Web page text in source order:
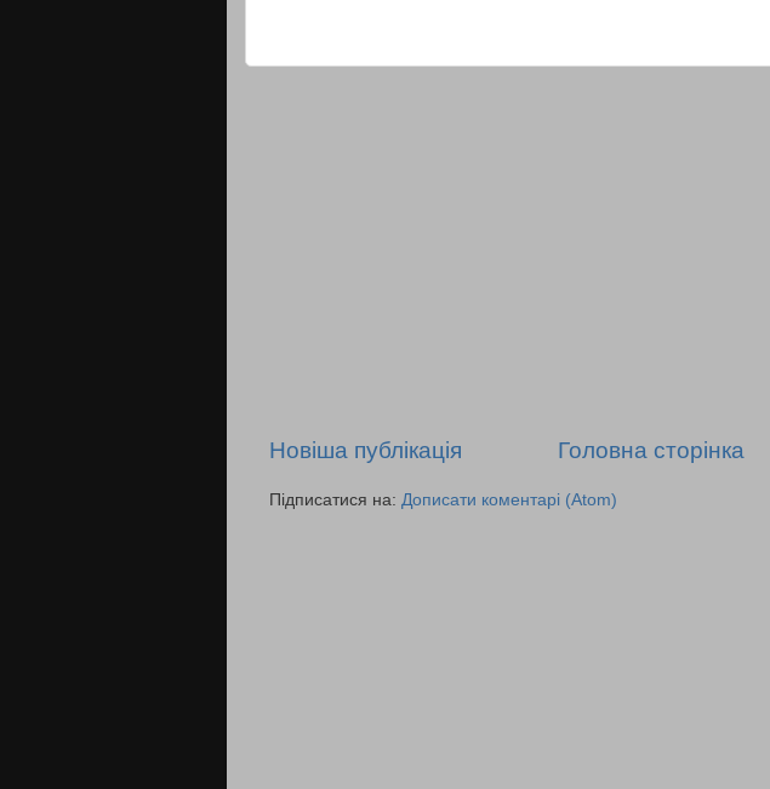
Новіша публікація Головна сторінка
Підписатися на: Дописати коментарі (Atom)